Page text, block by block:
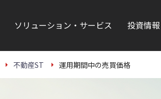
ソリューション・サービス 投資情報
不動産ST 運用期間中の売買価格